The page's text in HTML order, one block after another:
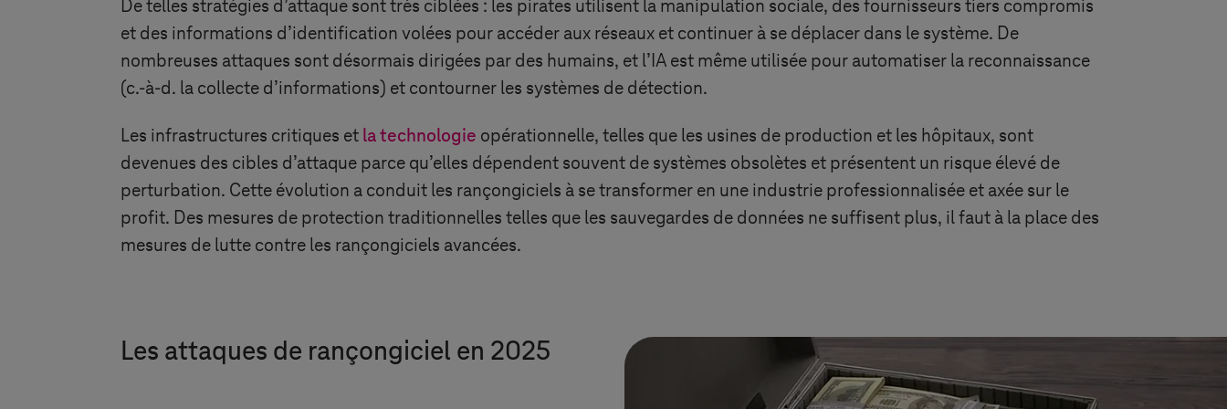
De telles stratégies d’attaque sont très ciblées : les pirates utilisent la manipulation sociale, des fournisseurs tiers compromis
et des informations d’identification volées pour accéder aux réseaux et continuer à se déplacer dans le système. De
nombreuses attaques sont désormais dirigées par des humains, et l’IA est même utilisée pour automatiser la reconnaissance
(c.-à-d. la collecte d’informations) et contourner les systèmes de détection.
Les infrastructures critiques et la technologie opérationnelle, telles que les usines de production et les hôpitaux, sont
devenues des cibles d’attaque parce qu’elles dépendent souvent de systèmes obsolètes et présentent un risque élevé de
perturbation. Cette évolution a conduit les rançongiciels à se transformer en une industrie professionnalisée et axée sur le
profit. Des mesures de protection traditionnelles telles que les sauvegardes de données ne suffisent plus, il faut à la place des
mesures de lutte contre les rançongiciels avancées.
Les attaques de rançongiciel en 2025